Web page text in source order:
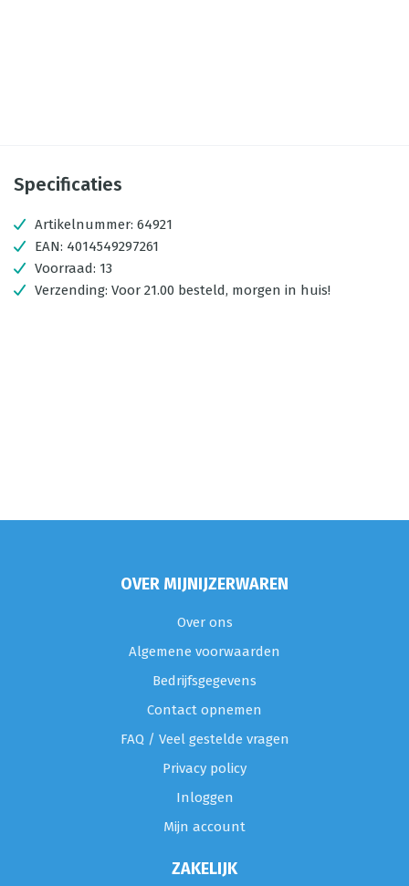
Specificaties
Artikelnummer: 64921
EAN: 4014549297261
Voorraad: 13
Verzending: Voor 21.00 besteld, morgen in huis!
OVER MIJNIJZERWAREN
Over ons
Algemene voorwaarden
Bedrijfsgegevens
Contact opnemen
FAQ / Veel gestelde vragen
Privacy policy
Inloggen
Mijn account
ZAKELIJK